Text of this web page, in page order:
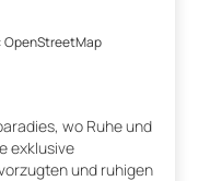
OpenStreetMap
wo Ruhe und
exklusive
und ruhigen